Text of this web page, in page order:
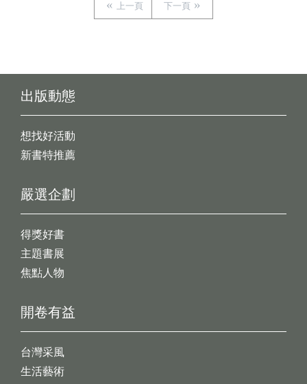
上一頁 下一頁
出版動態
想找好活動
新書特推薦
開卷有益
台灣采風
生活藝術
嚴選企劃
得獎好書
主題書展
焦點人物